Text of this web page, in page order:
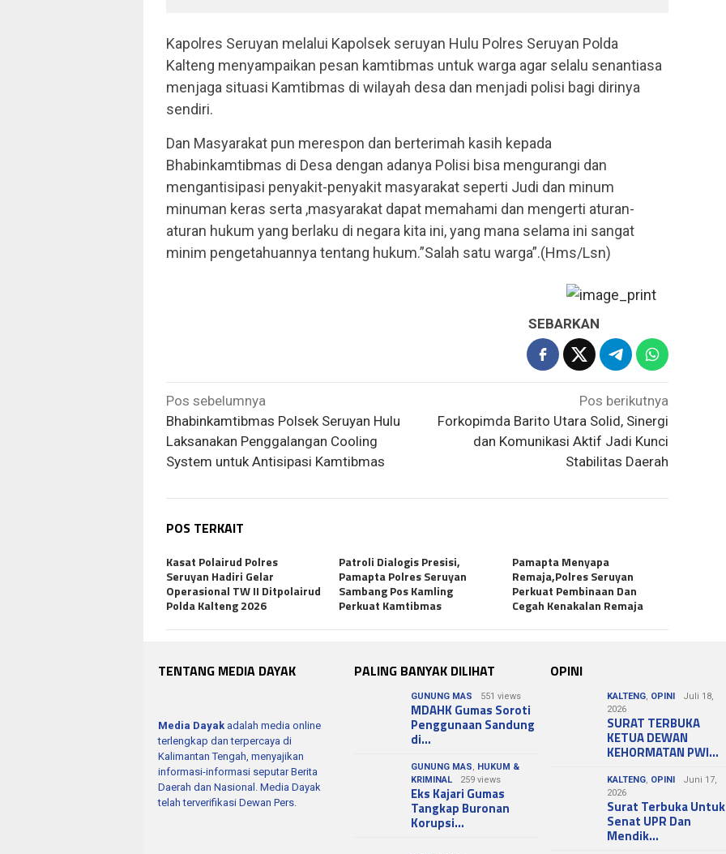
Kapolres Seruyan melalui Kapolsek seruyan Hulu Polres Seruyan Polda
Kalteng menyampaikan pesan kamtibmas untuk warga agar selalu senantiasa
menjaga situasi Kamtibmas di wilayah desa dan menjadi polisi bagi dirinya
sendiri.
Dan Masyarakat pun merespon dan berterimah kasih kepada
Bhabinkamtibmas di Desa dengan adanya Polisi bisa mengurangi dan
mengantisipasi penyakit-penyakit masyarakat seperti Judi dan minum
minuman keras serta ,masyarakat dapat memahami dan mengerti aturan-
aturan hukum yang berlaku di negara kita ini, yang mana selama ini sangat
minim pengetahuannya tentang hukum.”Salah satu warga”.(Hms/Lsn)
SEBARKAN
Navigasi
pos
Pos sebelumnya
Bhabinkamtibmas Polsek Seruyan Hulu
Laksanakan Penggalangan Cooling
System untuk Antisipasi Kamtibmas
Pos berikutnya
Forkopimda Barito Utara Solid, Sinergi
dan Komunikasi Aktif Jadi Kunci
Stabilitas Daerah
POS TERKAIT
Kasat Polairud Polres
Seruyan Hadiri Gelar
Operasional TW II Ditpolairud
Polda Kalteng 2026
Patroli Dialogis Presisi,
Pamapta Polres Seruyan
Sambang Pos Kamling
Perkuat Kamtibmas
Pamapta Menyapa
Remaja,Polres Seruyan
Perkuat Pembinaan Dan
Cegah Kenakalan Remaja
TENTANG MEDIA DAYAK
Media Dayak adalah media online
terlengkap dan terpercaya di
Kalimantan Tengah, menyajikan
informasi-informasi seputar Berita
Daerah dan Nasional. Media Dayak
telah terverifikasi Dewan Pers.
PALING BANYAK DILIHAT
GUNUNG MAS 551 views
MDAHK Gumas Soroti
Penggunaan Sandung
di…
GUNUNG MAS
HUKUM &
KRIMINAL
259 views
Eks Kajari Gumas
Tangkap Buronan
Korupsi…
OPINI
KALTENG OPINI
Juli 18,
2026
SURAT TERBUKA
KETUA DEWAN
KEHORMATAN PWI…
KALTENG OPINI
Juni 17,
2026
Surat Terbuka Untuk
Senat UPR Dan
Mendik…